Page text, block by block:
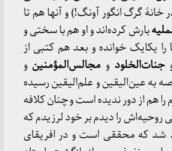
خانهٔ گرگ انگور آونگ!) و آنها هم تا
بارش کرده‌اند و او هم با سختی و
را یکایک خوانده و بعد هم کتبی از
جنات‌الخلود ومجالس‌المؤمنین و
به عین‌الیقین و علم‌الیقین رسیده
هم از دور ندیده است و چنان کلافه
روحیه‌اش را دیدم بر خود لرزیدم که
شد که محققی است و در افریقای